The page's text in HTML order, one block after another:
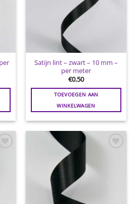
Satijn lint – zwart – 10 mm –
per meter
€0.50
TOEVOEGEN AAN
WINKELWAGEN